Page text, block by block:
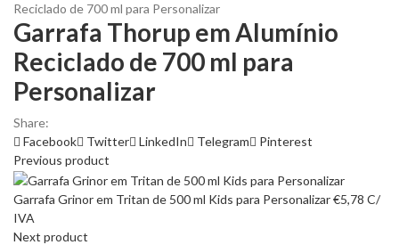
Reciclado de 700 ml para Personalizar
Garrafa Thorup em Alumínio
Reciclado de 700 ml para
Personalizar
Share:
Facebook
Twitter LinkedIn Telegram
Pinterest
Previous product
Garrafa Grinor em Tritan de 500 ml Kids para Personalizar€5,78 C/
IVA
Next product